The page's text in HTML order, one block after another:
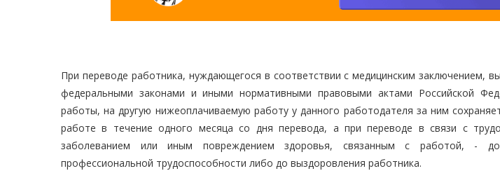
При переводе работника, нуждающегося в соответствии с медицинским заключением,
федеральными законами и иными нормативными правовыми актами Российской
работы, на другую нижеоплачиваемую работу у данного работодателя за ним
работе в течение одного месяца со дня перевода, а при переводе в связи с
заболеванием или иным повреждением здоровья, связанным с работой, - до
профессиональной трудоспособности либо до выздоровления работника.